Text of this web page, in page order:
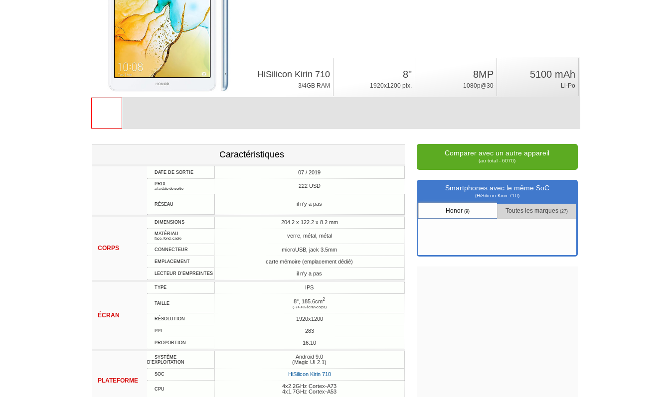
HiSilicon Kirin 710
3/4GB RAM
8"
1920x1200 pix.
8MP
1080p@30
5100 mAh
Li-Po
Caractéristiques
DATE DE SORTIE 07 / 2019
PRIX
à la date de sortie 222 USD
RÉSEAU il n'y a pas
CORPS
DIMENSIONS 204.2 x 122.2 x 8.2 mm
MATÉRIAU
face, fond, cadre verre, métal, métal
CONNECTEUR microUSB, jack 3.5mm
EMPLACEMENT carte mémoire (emplacement dédié)
LECTEUR D'EMPREINTES il n'y a pas
ÉCRAN
TYPE IPS
TAILLE 8", 185.6cm2
(~74.4% écran-corps)
RÉSOLUTION 1920x1200
PPI 283
PROPORTION 16:10
PLATEFORME
SYSTÈME
D'EXPLOITATION
Android 9.0
(Magic UI 2.1)
SOC HiSilicon Kirin 710
CPU
4x2.2GHz Cortex-A73
4x1.7GHz Cortex-A53
Comparer avec un autre appareil
(au total - 6070)
Smartphones avec le même SoC
(HiSilicon Kirin 710)
Honor(9) Toutes les marques (27)